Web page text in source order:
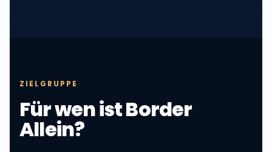
ZIELGRUPPE
Für wen ist Border
Allein?